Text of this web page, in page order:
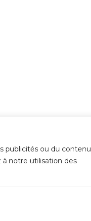
publicités ou du contenu
à notre utilisation des